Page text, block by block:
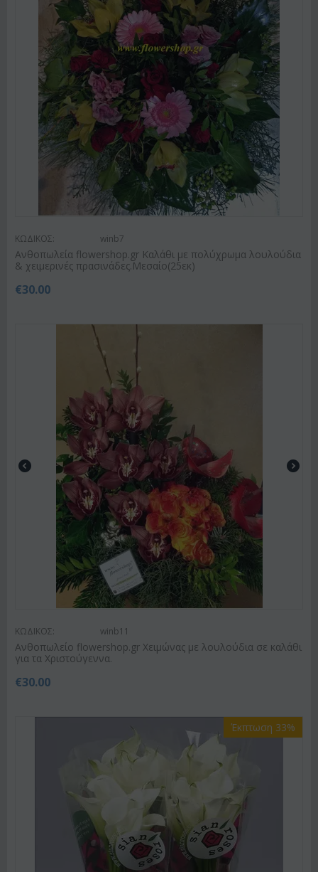
ΚΩΔΙΚΟΣ: winb7
Ανθοπωλεία flowershop.gr Καλάθι με πολύχρωμα λουλούδια
& χειμερινές πρασινάδες.Μεσαίο(25εκ)
€30.00
ΚΩΔΙΚΟΣ: winb11
Ανθοπωλείο flowershop.gr Χειμώνας με λουλούδια σε καλάθι
για τα Χριστούγεννα.
€30.00
Έκπτωση 33%